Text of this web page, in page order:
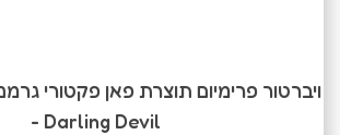
- Darling Devil